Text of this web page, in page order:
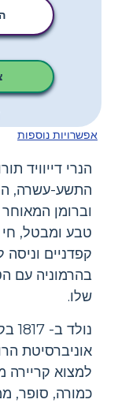
אפשרויות נוספות
הנרי דייוויד
התשע-עשרה,
וברומן המאוחר
טבע ומבטל, חי
קפדניים
בהרמוניה עם
שלו.
אוניברסיטת
למצוא קריירה
כמורה, סופר,